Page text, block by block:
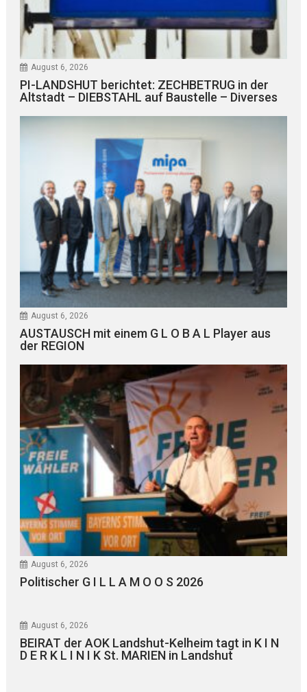
August 6, 2026
PI-LANDSHUT berichtet: ZECHBETRUG in der
Altstadt – DIEBSTAHL auf Baustelle – Diverses
August 6, 2026
AUSTAUSCH mit einem G L O B A L Player aus
der REGION
August 6, 2026
Politischer G I L L A M O O S 2026
August 6, 2026
BEIRAT der AOK Landshut-Kelheim tagt in K I N
D E R K L I N I K St. MARIEN in Landshut